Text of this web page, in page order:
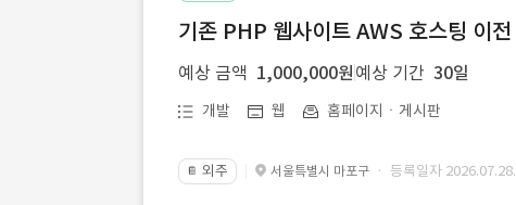
기존 PHP 웹사이트 AWS 호스팅 이전
예상 금액 1,000,000원 예상 기간 30일
개발 웹 홈페이지ㆍ게시판
📔 외주 서울특별시 마포구 · 등록일자 2026.07.28.